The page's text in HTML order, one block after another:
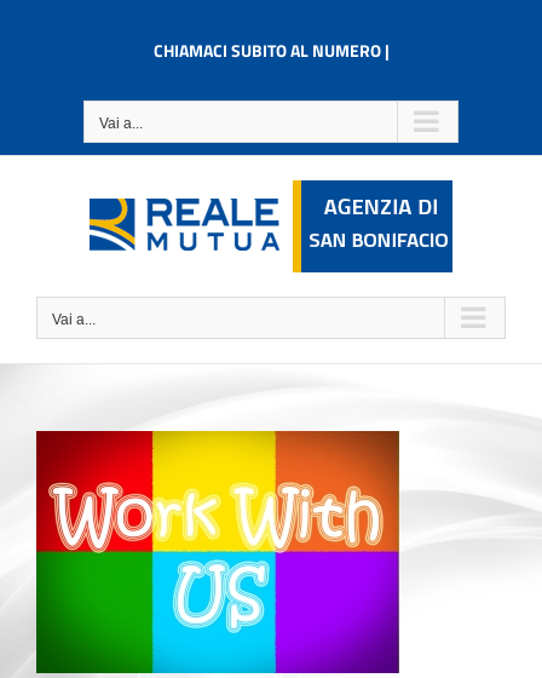
CHIAMACI SUBITO AL NUMERO |
Vai a...
Vai a...